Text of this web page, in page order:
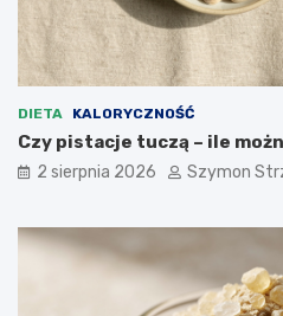
DIETA KALORYCZNOŚĆ
Czy pistacje tuczą – ile
2 sierpnia 2026 Szymon